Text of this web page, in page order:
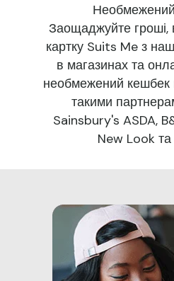
Необмежений
Заощаджуйте гроші,
картку Suits Me з
в магазинах та
необмежений кешбек
такими
Sainsbury's ASDA,
New Look